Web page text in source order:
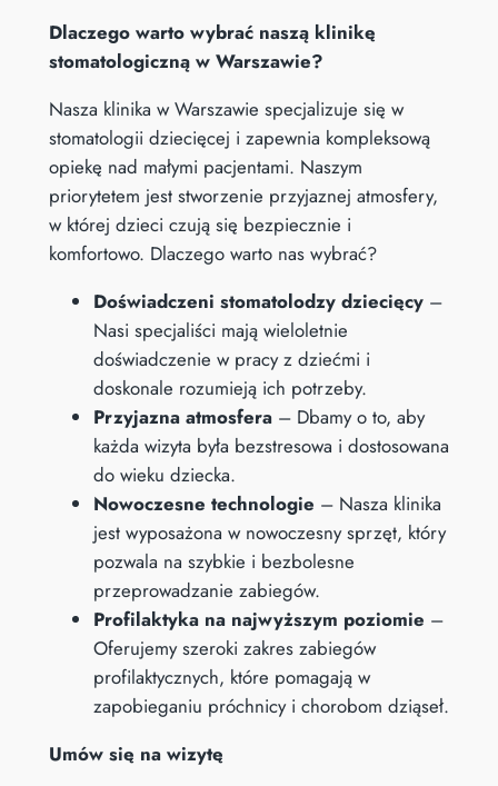
Dlaczego warto wybrać naszą klinikę
stomatologiczną w Warszawie?
Nasza klinika w Warszawie specjalizuje się w
stomatologii dziecięcej i zapewnia kompleksową
opiekę nad małymi pacjentami. Naszym
priorytetem jest stworzenie przyjaznej atmosfery,
w której dzieci czują się bezpiecznie i
komfortowo. Dlaczego warto nas wybrać?
Doświadczeni stomatolodzy dziecięcy–
Nasi specjaliści mają wieloletnie
doświadczenie w pracy z dziećmi i
doskonale rozumieją ich potrzeby.
Przyjazna atmosfera– Dbamy o to, aby
każda wizyta była bezstresowa i dostosowana
do wieku dziecka.
Nowoczesne technologie – Nasza klinika
jest wyposażona w nowoczesny sprzęt, który
pozwala na szybkie i bezbolesne
przeprowadzanie zabiegów.
Profilaktyka na najwyższym poziomie –
Oferujemy szeroki zakres zabiegów
profilaktycznych, które pomagają w
zapobieganiu próchnicy i chorobom dziąseł.
Umów się na wizytę